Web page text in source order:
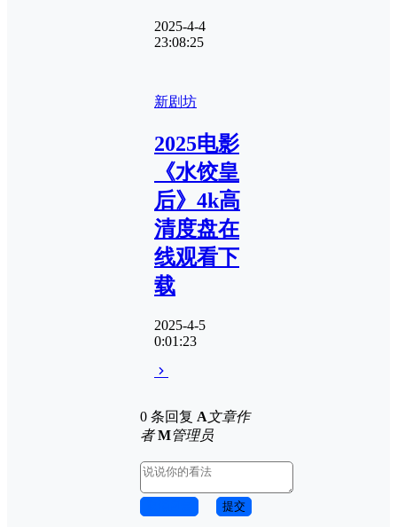
2025-4-4
23:08:25
新剧坊
2025电影
《水饺皇
后》4k高
清度盘在
线观看下
载
2025-4-5
0:01:23
0 条回复 A文章作
者 M管理员
提交